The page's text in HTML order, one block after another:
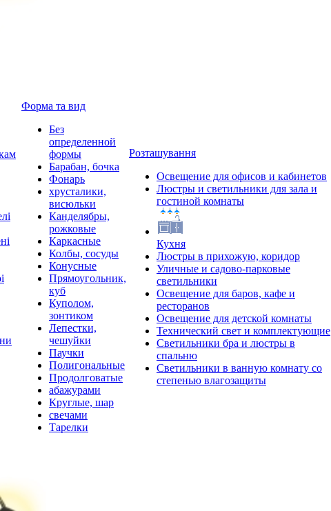
Форма та вид
Без
определенной
формы
Барабан, бочка
Фонарь
хрусталики,
висюльки
Канделябры,
рожковые
Каркасные
Колбы, сосуды
Конусные
Прямоугольник,
куб
Куполом,
зонтиком
Лепестки,
чешуйки
Паучки
Полигональные
Продолговатые
абажурами
Круглые, шар
свечами
Тарелки
Розташування
Освещение для офисов и кабинетов
Люстры и светильники для зала и
гостиной комнаты
Кухня
Люстры в прихожую, коридор
Уличные и садово-парковые
светильники
Освещение для баров, кафе и
ресторанов
Освещение для детской комнаты
Технический свет и комплектующие
Светильники бра и люстры в
спальню
Светильники в ванную комнату со
степенью влагозащиты